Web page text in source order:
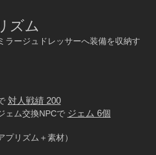
ズム
ラージュドレッサーへ装備を収納す
対人戦績 200
ェム交換NPCで ジェム 6個
プリズム＋素材）